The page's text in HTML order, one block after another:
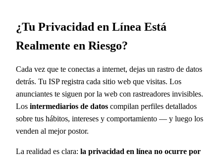
¿Tu Privacidad en Línea Está
Realmente en Riesgo?
Cada vez que te conectas a internet, dejas un rastro de datos
detrás. Tu ISP registra cada sitio web que visitas. Los
anunciantes te siguen por la web con rastreadores invisibles.
Los intermediarios de datos compilan perfiles detallados
sobre tus hábitos, intereses y comportamiento — y luego los
venden al mejor postor.
La realidad es clara: la privacidad en línea no ocurre por